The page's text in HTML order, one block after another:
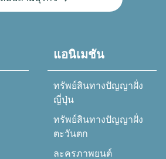
แอนิเมชัน
ทรัพย์สินทางปัญญาฝั่ง
ญี่ปุ่น
ทรัพย์สินทางปัญญาฝั่ง
ตะวันตก
ละครภาพยนต์